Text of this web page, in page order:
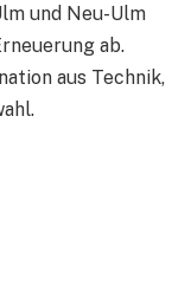
und Neu-Ulm
ab.
aus Technik,